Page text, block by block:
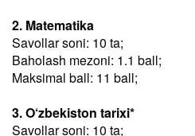
2. Matematika
Savollar soni: 10 ta;
Baholash mezoni: 1.1 ball;
Maksimal ball: 11 ball;
3. O‘zbekiston tarixi*
Savollar soni: 10 ta;